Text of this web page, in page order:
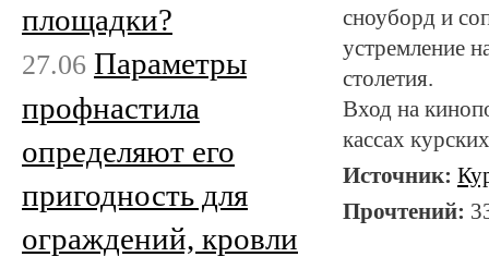
сноуборд и
устремление
столетия.
Вход на
кассах
Источник:
Прочтений:
площадки?
27.06 Параметры
профнастила
определяют его
пригодность для
ограждений, кровли